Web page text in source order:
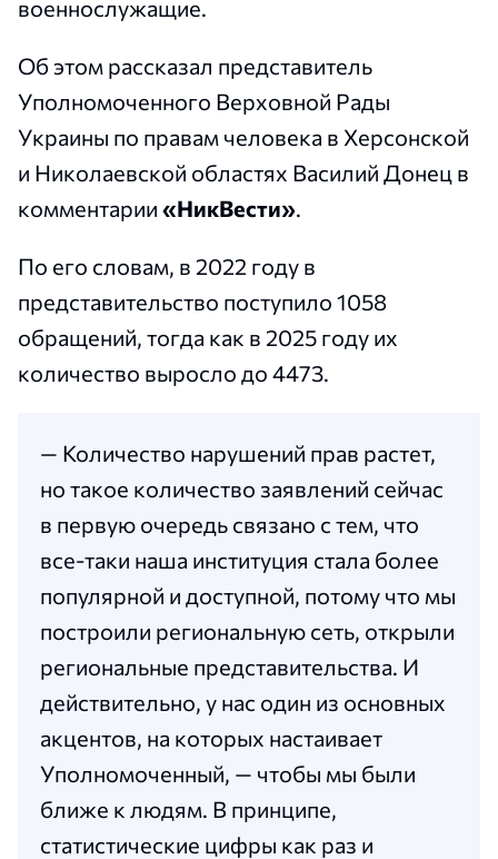
военнослужащие.
Об этом рассказал представитель
Уполномоченного Верховной Рады
Украины по правам человека в Херсонской
и Николаевской областях Василий Донец в
комментарии «НикВести».
По его словам, в 2022 году в
представительство поступило 1058
обращений, тогда как в 2025 году их
количество выросло до 4473.
— Количество нарушений прав растет,
но такое количество заявлений сейчас
в первую очередь связано с тем, что
все-таки наша институция стала более
популярной и доступной, потому что мы
построили региональную сеть, открыли
региональные представительства. И
действительно, у нас один из основных
акцентов, на которых настаивает
Уполномоченный, — чтобы мы были
ближе к людям. В принципе,
статистические цифры как раз и